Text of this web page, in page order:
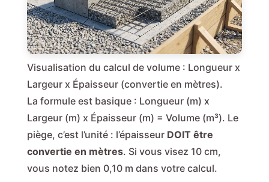
Visualisation du calcul de volume : Longueur x
Largeur x Épaisseur (convertie en mètres).
La formule est basique : Longueur (m) x
Largeur (m) x Épaisseur (m) = Volume (m³). Le
piège, c’est l’unité : l’épaisseur DOIT être
convertie en mètres. Si vous visez 10 cm,
vous notez bien 0,10 m dans votre calcul.